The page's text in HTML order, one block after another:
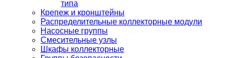
типа
Крепеж и кронштейны
Распределительные коллекторные модули
Насосные группы
Смесительные узлы
Шкафы коллекторные